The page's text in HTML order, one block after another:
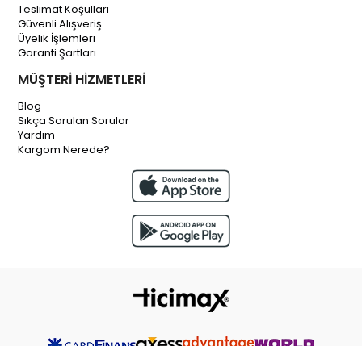
Teslimat Koşulları
Güvenli Alışveriş
Üyelik İşlemleri
Garanti Şartları
MÜŞTERİ HİZMETLERİ
Blog
Sıkça Sorulan Sorular
Yardım
Kargom Nerede?